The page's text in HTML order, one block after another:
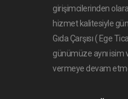
girişimcilerinden
hizmet kalitesiyle
Gıda Çarşısı ( Ege
günümüze aynı isim
vermeye devam